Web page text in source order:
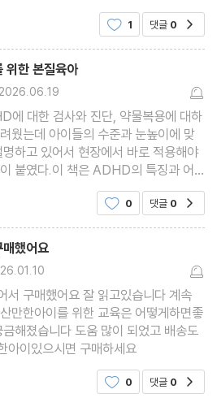
하다
있도록
1 댓글 0
위한 본질육아
2026.06.19
에 대한 검사와 진단, 약물복용에 대하
웠는데 아이들의 수준과 눈높이에 맞
하고 있어서 현장에서 바로 적용해야
붙였다.이 책은 ADHD의 특징과 어
따른 예시와 도움을 줄 수 있는 실천법
그 어려움을 단점으로만 보
0 댓글 0
했어요
서 구매했어요 잘 읽고있습니다 계속
만한아이를 위한 교육은 어떻게하면좋
해졌습니다 도움 많이 되었고 배송도
아이있으시면 구매하세요
0 댓글 0